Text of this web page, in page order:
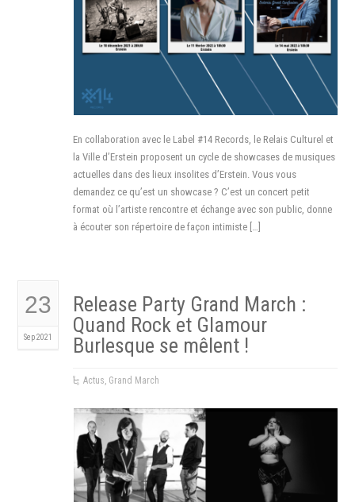
En collaboration avec le Label #14 Records, le Relais Culturel et
la Ville d’Erstein proposent un cycle de showcases de musiques
actuelles dans des lieux insolites d’Erstein. Vous vous
demandez ce qu’est un showcase ? C’est un concert petit
format où l’artiste rencontre et échange avec son public, donne
à écouter son répertoire de façon intimiste […]
23
Sep 2021
Release Party Grand March :
Quand Rock et Glamour
Burlesque se mêlent !
Actus, Grand March